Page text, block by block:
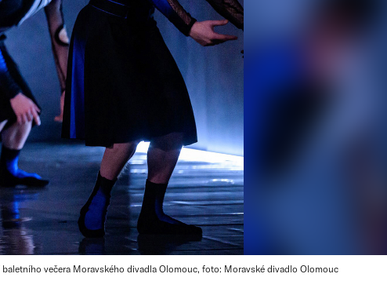
baletního večera Moravského divadla Olomouc, foto: Moravské divadlo Olomouc